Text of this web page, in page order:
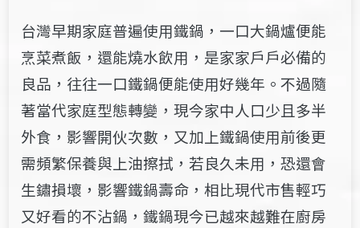
台灣早期家庭普遍使用鐵鍋，一口大鍋爐便能
烹菜煮飯，還能燒水飲用，是家家戶戶必備的
良品，往往一口鐵鍋便能使用好幾年。不過隨
著當代家庭型態轉變，現今家中人口少且多半
外食，影響開伙次數，又加上鐵鍋使用前後更
需頻繁保養與上油擦拭，若良久未用，恐還會
生鏽損壞，影響鐵鍋壽命，相比現代市售輕巧
又好看的不沾鍋，鐵鍋現今已越來越難在廚房